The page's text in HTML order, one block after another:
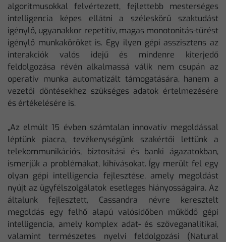
algoritmusokkal felvértezett, fejlettebb mesterséges
intelligencia képes ellátni a széleskörű szaktudást
igénylő, ugyanakkor repetitív, magas monotonitás-tűrést
igénylő munkaköröket is. Egy ilyen gépi asszisztens az
interakciók valós idejű és mindenre kiterjedő
feldolgozása révén alkalmassá válik nem csupán az
operatív munka automatizált támogatására, hanem a
vezetői döntésekhez szükséges adatok értelmezésére
és értékelésére is.
„Az elmúlt 15 évben számtalan innovatív megoldással
léptünk piacra, tevékenységünk szakértői lettünk a
telekommunikációs, biztosítási és banki ágazatokban,
ismerjük a problémákat, kihívásokat. Így merült fel egy
olyan gépi intelligencia fejlesztése, amely megoldást
nyújt az ügyfélszolgálatok esetleges hiányosságaira. Az
általunk fejlesztett, Cassandra névre keresztelt
megoldás egy felhő alapú valósidőben működő gépi
intelligencia, amely komplex adat- és szöveganalitikai,
valamint természetes nyelvi feldolgozási (Natural